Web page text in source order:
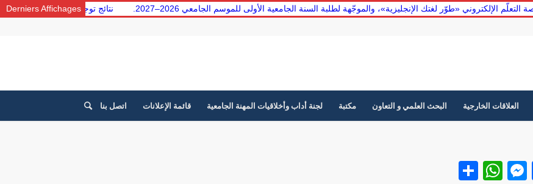
Derniers Affichages منصة التعلّم الإلكتروني «طوّر لغتك الإنجليزية»، والموجّهة لطلبة السنة الجامعية الأولى للموسم الجامعي 2026–2027. نتائج توجيه الطلبة
العلاقات الخارجية البحث العلمي و التعاون مكتبة لجنة أداب وأخلاقيات المهنة الجامعية قائمة الإعلانات اتصل بنا
Facebook
Messenger
WhatsApp
نشر